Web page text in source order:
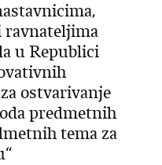
u Republici
ostvarivanje
predmetnih
tema za